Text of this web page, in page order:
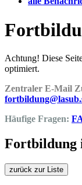
Achtung! Diese
optimiert.
Zentraler E-Mail
Häufige Fragen:
Fortbildung
zurück zur Liste